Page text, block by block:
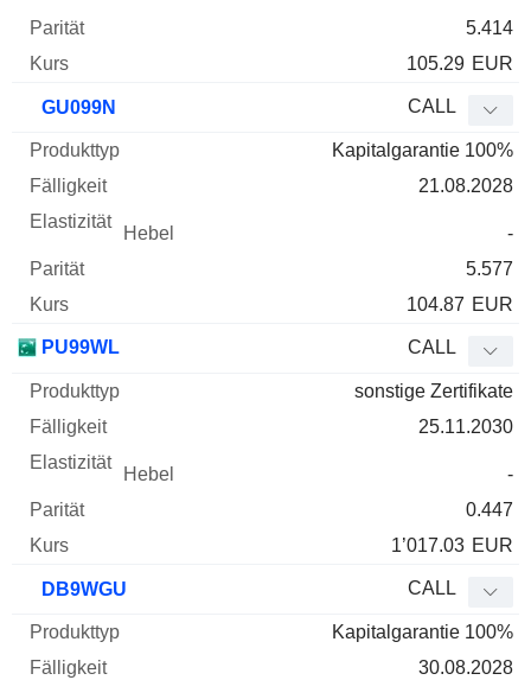
5.414
105.29 EUR
GU099N CALL
Kapitalgarantie 100%
21.08.2028
-
5.577
104.87 EUR
PU99WL CALL
sonstige Zertifikate
25.11.2030
-
0.447
1’017.03 EUR
DB9WGU CALL
Kapitalgarantie 100%
30.08.2028